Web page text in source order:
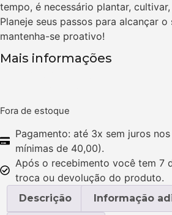
tempo, é necessário plantar,
Planeje seus passos para alcançar
mantenha-se proativo!
Mais informações
Fora de estoque
Pagamento: até 3x sem juros
mínimas de 40,00).
Após o recebimento você tem 7
troca ou devolução do produto.
Descrição Informação